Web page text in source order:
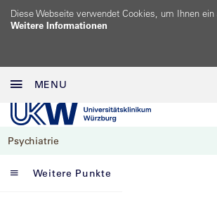
Diese Webseite verwendet Cookies, um Ihnen
Weitere Informationen
MENU
Psychiatrie
Weitere Punkte